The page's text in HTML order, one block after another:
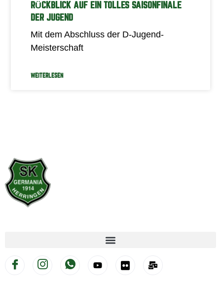
RÜCKBLICK AUF EIN TOLLES SAISONFINALE
DER JUGEND
Mit dem Abschluss der D-Jugend-
Meisterschaft
WEITERLESEN